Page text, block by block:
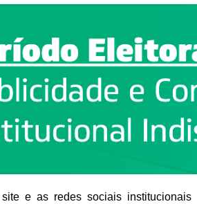
e as redes sociais institucionais